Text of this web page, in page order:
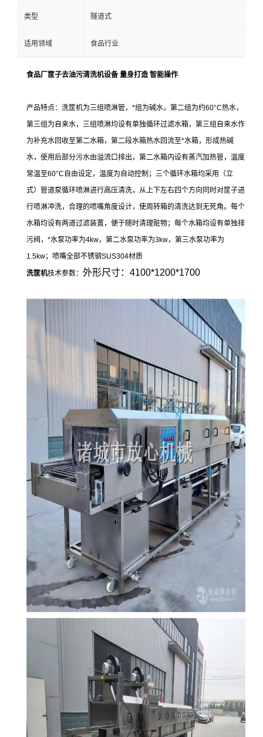
类型 隧道式
适用领域 食品行业
食品厂筐子去油污清洗机设备 量身打造 智能操作
产品特点：洗筐机为三组喷淋管，*组为碱水，第二组为约60°C热水，
第三组为自来水，三组喷淋均设有单独循环过滤水箱，第三组自来水作
为补充水回收至第二水箱，第二段水箱热水回流至*水箱，形成热碱
水，使用后部分污水由溢流口排出，第二水箱内设有蒸汽加热管，温度
常温至60°C自由设定，温度为自动控制； 三个循环水箱均采用（立
式）管道泵循环喷淋进行高压清洗，从上下左右四个方向同时对筐子进
行喷淋冲洗，合理的喷嘴角度设计，使周转箱的清洗达到无死角。每个
水箱均设有两道过滤装置，便于随时清理赃物；每个水箱均设有单独排
污阀，*水泵功率为4kw，第二水泵功率为3kw，第三水泵功率为
1.5kw；喷嘴全部不锈钢SUS304材质
洗筐机技术参数： 外形尺寸：4100*1200*1700